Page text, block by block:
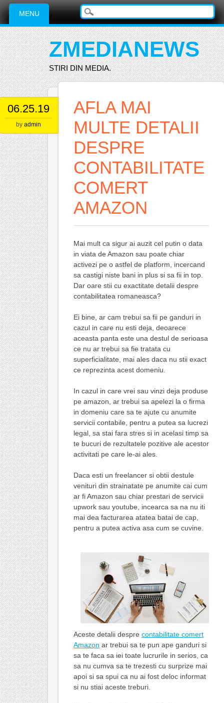
Main menu
Skip
content
MENU
ZMEDIANEWS
STIRI DIN MEDIA.
06.25.19
by admin
AFLA MAI
MULTE DETALII
DESPRE
CONTABILITATE
COMERT
AMAZON
Mai mult ca sigur ai auzit cel putin o data
in viata de Amazon sau poate chiar
activezi pe o astfel de platform, incercand
sa castigi niste bani in plus si sa fii in top.
Dar oare stii cu exactitate detalii despre
contabilitatea romaneasca?
Ei bine, ar cam trebui sa fii pe ganduri in
cazul in care nu esti deja, deoarece
aceasta panta este una destul de serioasa
ce nu ar trebui sa fie tratata cu
superficialitate, mai ales daca nu stii exact
ce reprezinta acest domeniu.
In cazul in care vrei sau vinzi deja produse
pe amazon, ar trebui sa apelezi la o firma
in domeniu care sa te ajute cu anumite
servicii contabile, pentru a putea sa lucrezi
legal, sa stai fara stres si in acelasi timp sa
te bucuri de rezultatele pozitive ale acestor
activitati pe care le-ai ales.
Daca esti un freelancer si obtii destule
venituri din strainatate pe anumite cai cum
ar fi Amazon sau chiar prestari de servicii
upwork sau youtube, incearca sa na nu iti
mai dea facturarea atatea batai de cap,
pentru a putea activa asa cum se cuvine.
Aceste detalii despre contabilitate comert
Amazon ar trebui sa te pun ape ganduri si
sa te faca sa iei toate lucrurile in serios, ca
sa nu cumva sa te trezesti cu surprize mai
apoi si sa spui ca nu ai fost deloc informat
si nu stiai aceste treburi.